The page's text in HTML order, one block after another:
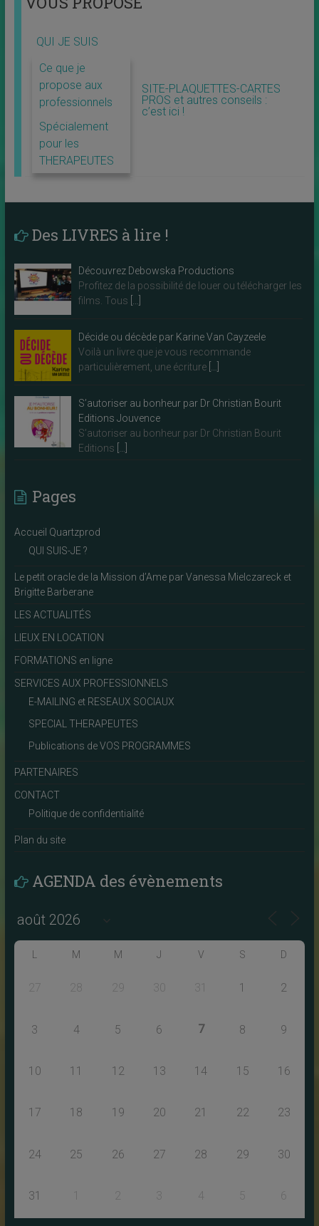
QUI JE SUIS
Ce que je
propose aux
professionnels
Spécialement
pour les
THERAPEUTES
SITE-PLAQUETTES-CARTES
PROS et autres conseils :
c’est ici !
Des LIVRES à lire !
Découvrez Debowska Productions
Profitez de la possibilité de louer ou télécharger les
films. Tous […]
Décide ou décède par Karine Van Cayzeele
Voilà un livre que je vous recommande
particulièrement, une écriture […]
S’autoriser au bonheur par Dr Christian Bourit
Editions Jouvence
S’autoriser au bonheur par Dr Christian Bourit
Editions […]
Pages
Accueil Quartzprod
QUI SUIS-JE ?
Le petit oracle de la Mission d’Ame par Vanessa Mielczareck et
Brigitte Barberane
LES ACTUALITÉS
LIEUX EN LOCATION
FORMATIONS en ligne
SERVICES AUX PROFESSIONNELS
E-MAILING et RESEAUX SOCIAUX
SPECIAL THERAPEUTES
Publications de VOS PROGRAMMES
PARTENAIRES
CONTACT
Politique de confidentialité
Plan du site
AGENDA des évènements
L M M J V S D
27 28 29 30 31 1 2
3 4 5 6 7 8 9
10 11 12 13 14 15 16
17 18 19 20 21 22 23
24 25 26 27 28 29 30
31 2 3 5 6